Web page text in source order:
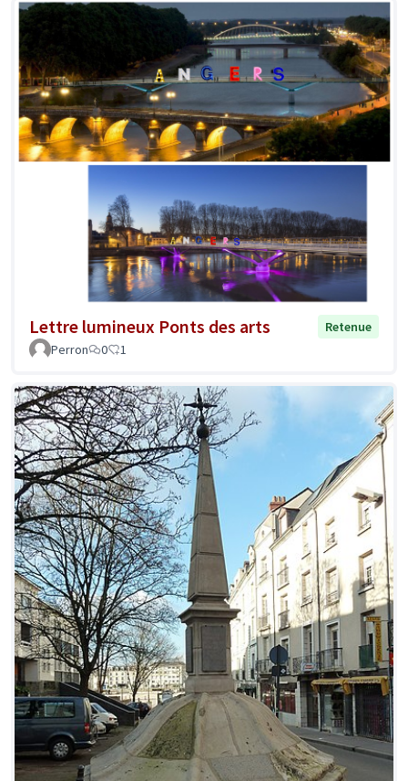
Lettre lumineux Ponts des arts
Retenue
Perron
0 1